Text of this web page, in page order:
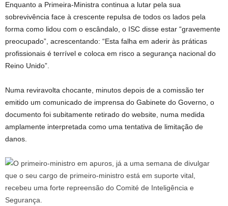
Enquanto a Primeira-Ministra continua a lutar pela sua
sobrevivência face à crescente repulsa de todos os lados pela
forma como lidou com o escândalo, o ISC disse estar “gravemente
preocupado”, acrescentando: “Esta falha em aderir às práticas
profissionais é terrível e coloca em risco a segurança nacional do
Reino Unido”.
Numa reviravolta chocante, minutos depois de a comissão ter
emitido um comunicado de imprensa do Gabinete do Governo, o
documento foi subitamente retirado do website, numa medida
amplamente interpretada como uma tentativa de limitação de
danos.